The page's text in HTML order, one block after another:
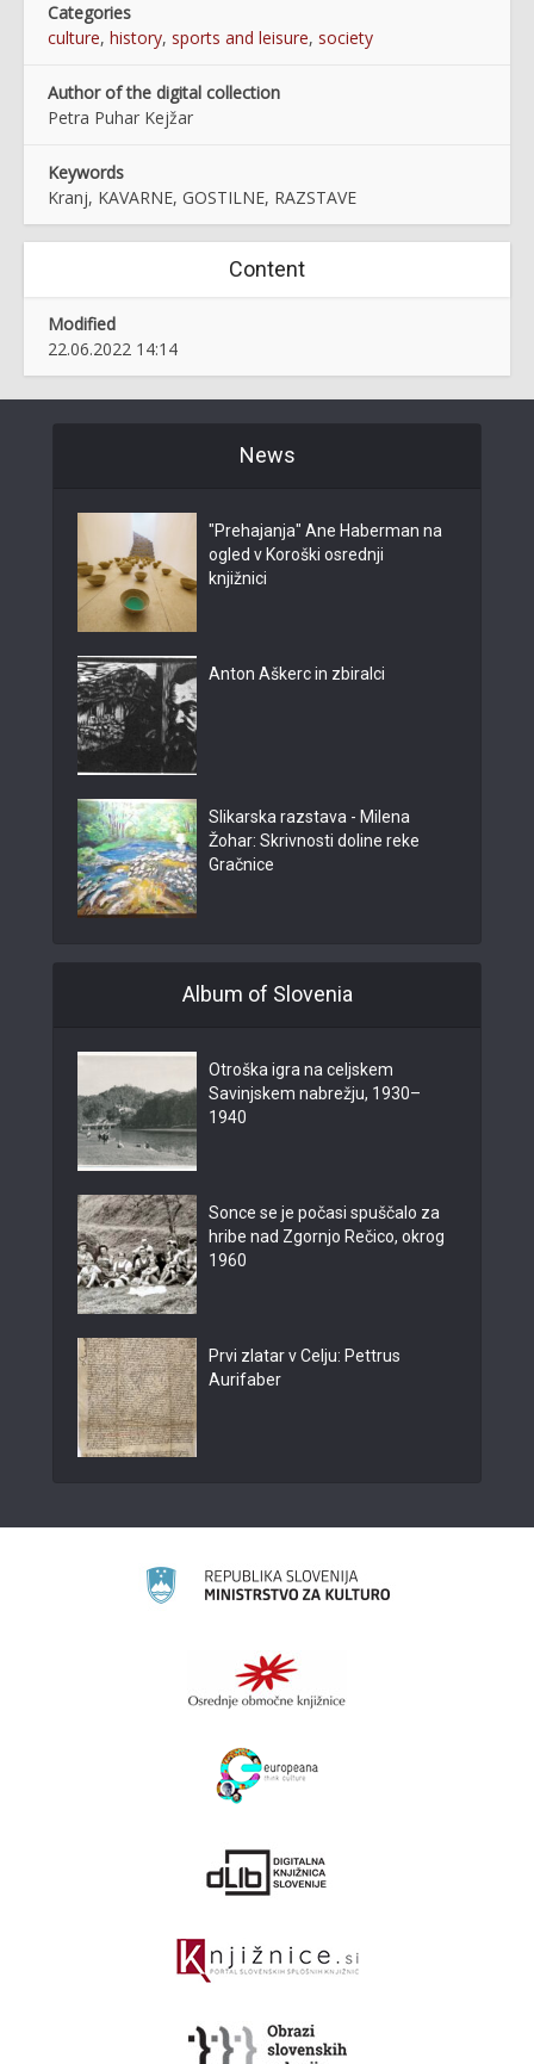
Categories
culture, history, sports and leisure, society
Author of the digital collection
Petra Puhar Kejžar
Keywords
Kranj, KAVARNE, GOSTILNE, RAZSTAVE
Content
Modified
22.06.2022 14:14
News
"Prehajanja" Ane Haberman na
ogled v Koroški osrednji
knjižnici
Anton Aškerc in zbiralci
Slikarska razstava - Milena
Žohar: Skrivnosti doline reke
Gračnice
Album of Slovenia
Otroška igra na celjskem
Savinjskem nabrežju, 1930–
1940
Sonce se je počasi spuščalo za
hribe nad Zgornjo Rečico, okrog
1960
Prvi zlatar v Celju: Pettrus
Aurifaber